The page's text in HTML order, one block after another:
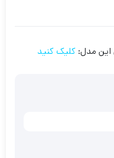
این مدل: کلیک کنید